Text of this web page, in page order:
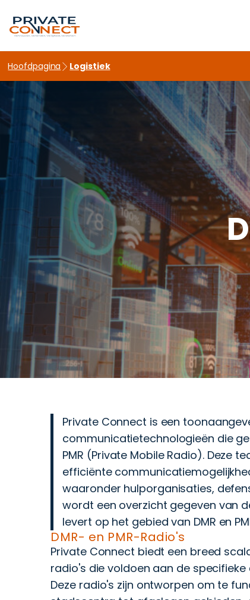
Hoofdpagina Logistiek
Private Connect is een
communicatietechnologieën die
PMR (Private Mobile Radio). Deze
efficiënte
waaronder hulporganisaties,
wordt een overzicht gegeven van
levert op het gebied van DMR en
DMR- en PMR-Radio's
Private Connect biedt een breed
radio's die voldoen aan de
Deze radio's zijn ontworpen om te